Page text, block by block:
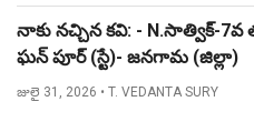
నాకు నచ్చిన కవి: - N.సాత్విక్-7వ
ఘన్ పూర్ (స్టే)- జనగామ (జిల్లా)
జులై 31, 2026 • T. VEDANTA SURY